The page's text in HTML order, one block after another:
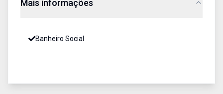
Mais informações
Banheiro Social